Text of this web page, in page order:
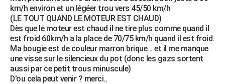
Forum
Aménagement intérieur
Extérieur
Cuisine
Salle de bains
Jardinage
Rangement
WEEK-END
Guides de France
Escapades
Patrimoine
Expositions
Musées
Week-end nature
LIFESTYLE
Art de vivre
Bien-être
Modes de vie
SANTE
Alimentation
Guide de la santé
Maladies
Médicaments
Sommeil
VOYAGE
km/h environ et un légéer trou vers 45/50 km/h
(LE TOUT QUAND LE MOTEUR EST CHAUD)
Dès que le moteur est chaud il ne tire plus comme quand il
est froid 60km/h a la place de 70/75 km/h quand il est froid.
Ma bougie est de couleur marron brique... et il me manque
une visse sur le silencieux du pot (donc les gazs sortent
aussi par ce petit trous minuscule)
D'ou cela peut venir ? merci..